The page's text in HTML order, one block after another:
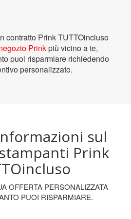
contratto Prink TUTTOincluso
Prinkpiù vicino a te,
puoi risparmiare richiedendo
personalizzato.
sul
Prink
OFFERTA PERSONALIZZATA
PUOI RISPARMIARE.